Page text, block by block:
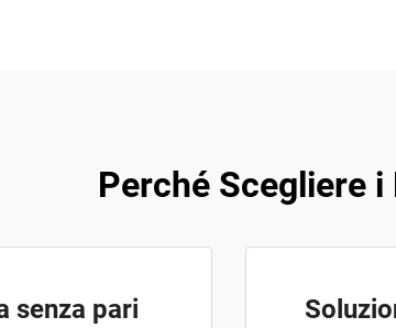
Perché Scegliere
senza pari